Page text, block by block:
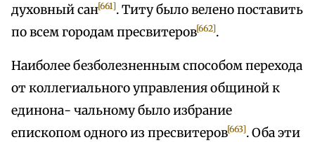
духовный сан[661]. Титу было велено поставить
по всем городам пресвитеров[662].
Наиболее безболезненным способом перехода
от коллегиального управления общиной к
единона- чальному было избрание
епископом одного из пресвитеров[663]. Оба эти